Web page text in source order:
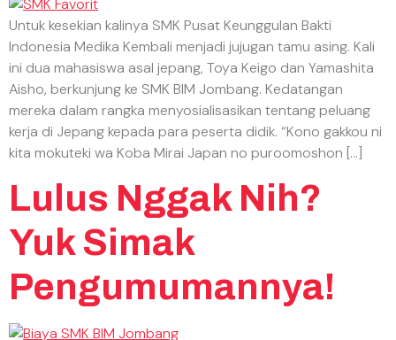
Untuk kesekian kalinya SMK Pusat Keunggulan Bakti
Indonesia Medika Kembali menjadi jujugan tamu asing. Kali
ini dua mahasiswa asal jepang, Toya Keigo dan Yamashita
Aisho, berkunjung ke SMK BIM Jombang. Kedatangan
mereka dalam rangka menyosialisasikan tentang peluang
kerja di Jepang kepada para peserta didik. “Kono gakkou ni
kita mokuteki wa Koba Mirai Japan no puroomoshon […]
Lulus Nggak Nih?
Yuk Simak
Pengumumannya!